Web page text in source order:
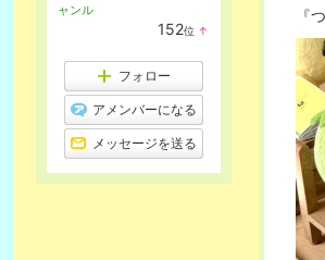
『
ャンル
152位 ↑
フォロー
アメンバーになる
メッセージを送る